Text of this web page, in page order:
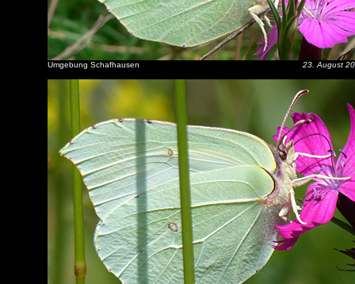
Umgebung Schafhausen 23. August